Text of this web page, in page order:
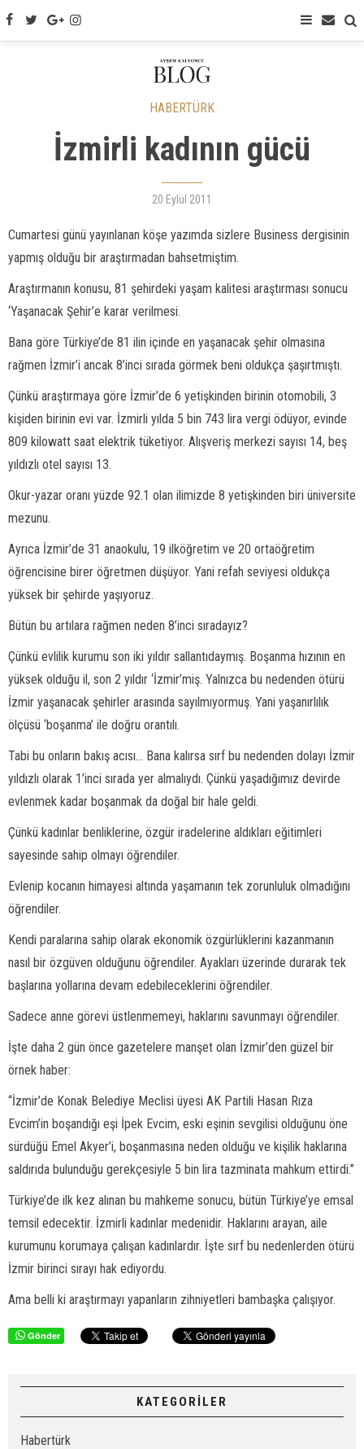
HABERTÜRK
İzmirli kadının gücü
20 Eylül 2011
Cumartesi günü yayınlanan köşe yazımda sizlere Business dergisinin
yapmış olduğu bir araştırmadan bahsetmiştim.
Araştırmanın konusu, 81 şehirdeki yaşam kalitesi araştırması sonucu
‘Yaşanacak Şehir’e karar verilmesi.
Bana göre Türkiye’de 81 ilin içinde en yaşanacak şehir olmasına
rağmen İzmir’i ancak 8’inci sırada görmek beni oldukça şaşırtmıştı.
Çünkü araştırmaya göre İzmir’de 6 yetişkinden birinin otomobili, 3
kişiden birinin evi var. İzmirli yılda 5 bin 743 lira vergi ödüyor, evinde
809 kilowatt saat elektrik tüketiyor. Alışveriş merkezi sayısı 14, beş
yıldızlı otel sayısı 13.
Okur-yazar oranı yüzde 92.1 olan ilimizde 8 yetişkinden biri üniversite
mezunu.
Ayrıca İzmir’de 31 anaokulu, 19 ilköğretim ve 20 ortaöğretim
öğrencisine birer öğretmen düşüyor. Yani refah seviyesi oldukça
yüksek bir şehirde yaşıyoruz.
Bütün bu artılara rağmen neden 8’inci sıradayız?
Çünkü evlilik kurumu son iki yıldır sallantıdaymış. Boşanma hızının en
yüksek olduğu il, son 2 yıldır ‘İzmir’miş. Yalnızca bu nedenden ötürü
İzmir yaşanacak şehirler arasında sayılmıyormuş. Yani yaşanırlılık
ölçüsü ‘boşanma’ ile doğru orantılı.
Tabi bu onların bakış acısı... Bana kalırsa sırf bu nedenden dolayı İzmir
yıldızlı olarak 1’inci sırada yer almalıydı. Çünkü yaşadığımız devirde
evlenmek kadar boşanmak da doğal bir hale geldi.
Çünkü kadınlar benliklerine, özgür iradelerine aldıkları eğitimleri
sayesinde sahip olmayı öğrendiler.
Evlenip kocanın himayesi altında yaşamanın tek zorunluluk olmadığını
öğrendiler.
Kendi paralarına sahip olarak ekonomik özgürlüklerini kazanmanın
nasıl bir özgüven olduğunu öğrendiler. Ayakları üzerinde durarak tek
başlarına yollarına devam edebileceklerini öğrendiler.
Sadece anne görevi üstlenmemeyi, haklarını savunmayı öğrendiler.
İşte daha 2 gün önce gazetelere manşet olan İzmir’den güzel bir
örnek haber:
“İzmir’de Konak Belediye Meclisi üyesi AK Partili Hasan Rıza
Evcim’in boşandığı eşi İpek Evcim, eski eşinin sevgilisi olduğunu öne
sürdüğü Emel Akyer’i, boşanmasına neden olduğu ve kişilik haklarına
saldırıda bulunduğu gerekçesiyle 5 bin lira tazminata mahkum ettirdi.”
Türkiye’de ilk kez alınan bu mahkeme sonucu, bütün Türkiye’ye emsal
temsil edecektir. İzmirli kadınlar medenidir. Haklarını arayan, aile
kurumunu korumaya çalışan kadınlardır. İşte sırf bu nedenlerden ötürü
İzmir birinci sırayı hak ediyordu.
Ama belli ki araştırmayı yapanların zihniyetleri bambaşka çalışıyor.
Gönder
KATEGORİLER
Habertürk